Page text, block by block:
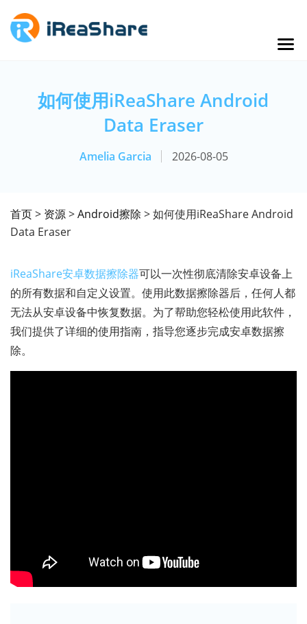
如何使用iReaShare Android
Data Eraser
Amelia Garcia 2026-08-05
首页> 资源>Android擦除 > 如何使用iReaShare Android
Data Eraser
iReaShare安卓数据擦除器可以一次性彻底清除安卓设备上
的所有数据和自定义设置。使用此数据擦除器后，任何人都
无法从安卓设备中恢复数据。为了帮助您轻松使用此软件，
我们提供了详细的使用指南，指导您逐步完成安卓数据擦
除。